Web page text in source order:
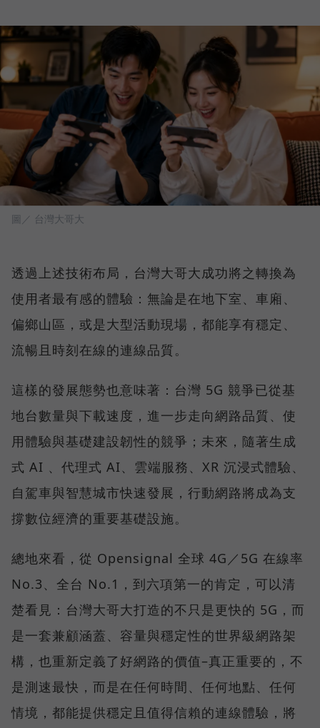
圖／ 台灣大哥大
透過上述技術布局，台灣大哥大成功將之轉換為
使用者最有感的體驗：無論是在地下室、車廂、
偏鄉山區，或是大型活動現場，都能享有穩定、
流暢且時刻在線的連線品質。
這樣的發展態勢也意味著：台灣 5G 競爭已從基
地台數量與下載速度，進一步走向網路品質、使
用體驗與基礎建設韌性的競爭；未來，隨著生成
式 AI 、代理式 AI、雲端服務、XR 沉浸式體驗、
自駕車與智慧城市快速發展，行動網路將成為支
撐數位經濟的重要基礎設施。
總地來看，從 Opensignal 全球 4G／5G 在線率
No.3、全台 No.1，到六項第一的肯定，可以清
楚看見：台灣大哥大打造的不只是更快的 5G，而
是一套兼顧涵蓋、容量與穩定性的世界級網路架
構，也重新定義了好網路的價值–真正重要的，不
是測速最快，而是在任何時間、任何地點、任何
情境，都能提供穩定且值得信賴的連線體驗，將